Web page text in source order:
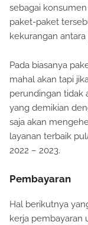
sebagai
paket-paket
kekurangan
Pada biasanya
mahal akan tapi
perundingan tidak
yang demikian
saja akan
layanan terbaik
2022 – 2023.
Pembayaran
Hal berikutnya
kerja pembayaran